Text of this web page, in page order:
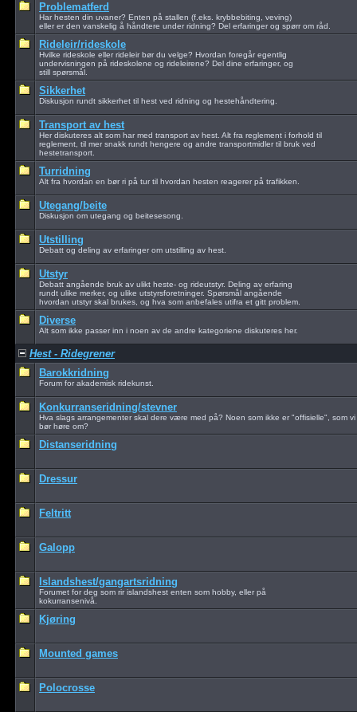
Problematferd
Har hesten din uvaner? Enten på stallen (f.eks. krybbebiting, veving)
eller er den vanskelig å håndtere under ridning? Del erfaringer og spørr om råd.
Rideleir/rideskole
Hvilke rideskole eller rideleir bør du velge? Hvordan foregår egentlig
undervisningen på rideskolene og rideleirene? Del dine erfaringer, og
still spørsmål.
Sikkerhet
Diskusjon rundt sikkerhet til hest ved ridning og hestehåndtering.
Transport av hest
Her diskuteres alt som har med transport av hest. Alt fra reglement i forhold til
reglement, til mer snakk rundt hengere og andre transportmidler til bruk ved
hestetransport.
Turridning
Alt fra hvordan en bør ri på tur til hvordan hesten reagerer på trafikken.
Utegang/beite
Diskusjon om utegang og beitesesong.
Utstilling
Debatt og deling av erfaringer om utstilling av hest.
Utstyr
Debatt angående bruk av ulikt heste- og rideutstyr. Deling av erfaring
rundt ulike merker, og ulike utstyrsforetninger. Spørsmål angående
hvordan utstyr skal brukes, og hva som anbefales utifra et gitt problem.
Diverse
Alt som ikke passer inn i noen av de andre kategoriene diskuteres her.
Hest - Ridegrener
Barokkridning
Forum for akademisk ridekunst.
Konkurranseridning/stevner
Hva slags arrangementer skal dere være med på? Noen som ikke er "offisielle", som vi
bør høre om?
Distanseridning
Dressur
Feltritt
Galopp
Islandshest/gangartsridning
Forumet for deg som rir islandshest enten som hobby, eller på
kokurransenivå.
Kjøring
Mounted games
Polocrosse